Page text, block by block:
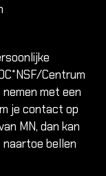
Centrum
met een
je contact op
MN, dan kan
bellen